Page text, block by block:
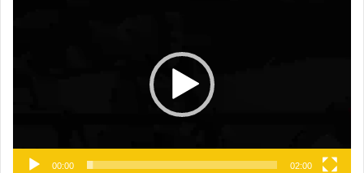
00:00 02:00